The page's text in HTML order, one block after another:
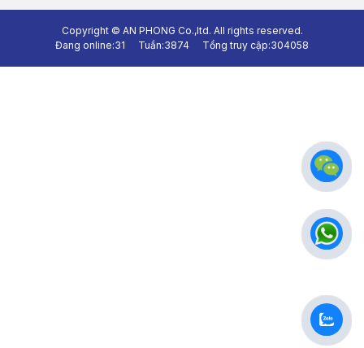
Copyright © AN PHONG Co.,ltd. All rights reserved.
Đang online:31 Tuần:3874 Tổng truy cập:304058